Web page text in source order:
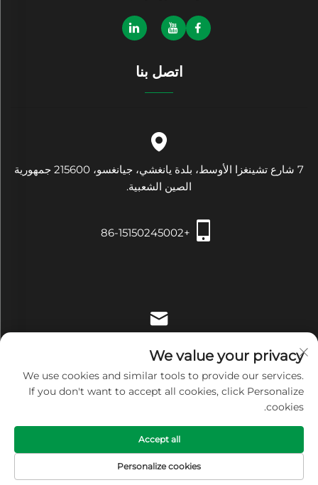
اتصل بنا
7 شارع تشينغزا الأوسط، بلدة يانغشي، جيانغسو، 215600 جمهورية
الصين الشعبية.
+86-15150245002
حقوق النشر © شركة Zhangjiagang Xiehe للتجهيزات والأدوات
الطبية المحدودة. جميع الحقوق محفوظة -
We value your privacy
We use cookies and similar tools to provide our services.
If you don't want to accept all cookies, click Personalize
cookies.
Personalize cookies
Accept all